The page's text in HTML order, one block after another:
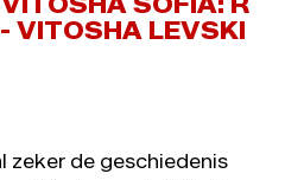
VITOSHA LEVSKI
zeker de geschiedenis